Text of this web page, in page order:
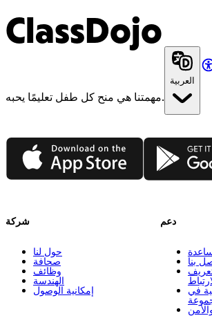
ClassDojo
مهمتنا هي منح كل طفل تعليمًا يحبه.
العربية
App Store Google Play
شركة
حول لنا
صحافة
وظائف
الهندسة
إمكانية الوصول
دعم
بنا
في